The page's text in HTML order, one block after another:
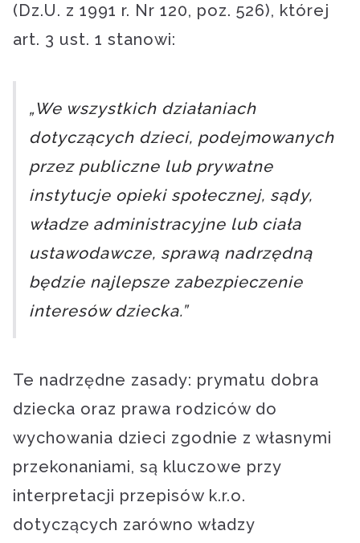
(Dz.U. z 1991 r. Nr 120, poz. 526), której
art. 3 ust. 1 stanowi:
„We wszystkich działaniach
dotyczących dzieci, podejmowanych
przez publiczne lub prywatne
instytucje opieki społecznej, sądy,
władze administracyjne lub ciała
ustawodawcze, sprawą nadrzędną
będzie najlepsze zabezpieczenie
interesów dziecka.”
Te nadrzędne zasady: prymatu dobra
dziecka oraz prawa rodziców do
wychowania dzieci zgodnie z własnymi
przekonaniami, są kluczowe przy
interpretacji przepisów k.r.o.
dotyczących zarówno władzy